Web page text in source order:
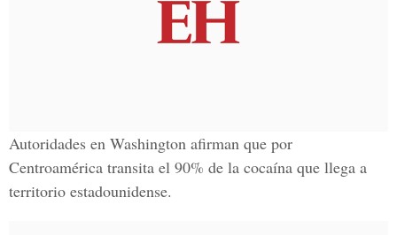
Autoridades en Washington afirman que por
Centroamérica transita el 90% de la cocaína que llega a
territorio estadounidense.